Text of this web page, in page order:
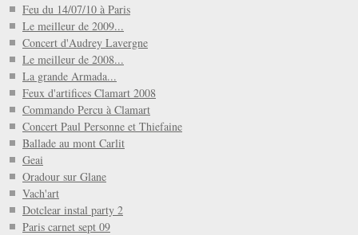
Feu du 14/07/10 à Paris
Le meilleur de 2009...
Concert d'Audrey Lavergne
Le meilleur de 2008...
La grande Armada...
Feux d'artifices Clamart 2008
Commando Percu à Clamart
Concert Paul Personne et Thiefaine
Ballade au mont Carlit
Geai
Oradour sur Glane
Vach'art
Dotclear instal party 2
Paris carnet sept 09